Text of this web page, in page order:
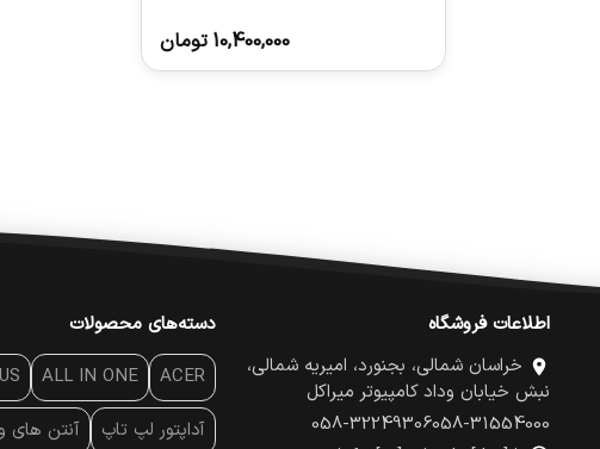
10,400,000 تومان
اطلاعات فروشگاه
خراسان شمالی، بجنورد، امیریه شمالی،
نبش خیابان وداد کامپیوتر میراکل
058-31554000
058-32249306
دسته‌های محصولات
ACER
ALL IN ONE
آداپتور لپ تاپ
آنتن‌ های